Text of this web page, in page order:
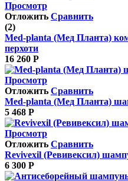
Просмотр
Отложить Сравнить
(2)
Med-planta (Мед Планта)
перхоти
16 260 Р
Просмотр
Отложить Сравнить
Med-planta (Мед Планта)
5 468 Р
Просмотр
Отложить Сравнить
Revivexil (Ревивексил)
6 300 Р